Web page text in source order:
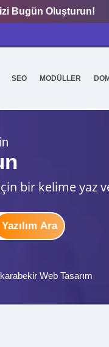
Bugün Oluşturun!
SEO MODÜLLER
bir kelime yaz
Yazılım Ara
Web Tasarım